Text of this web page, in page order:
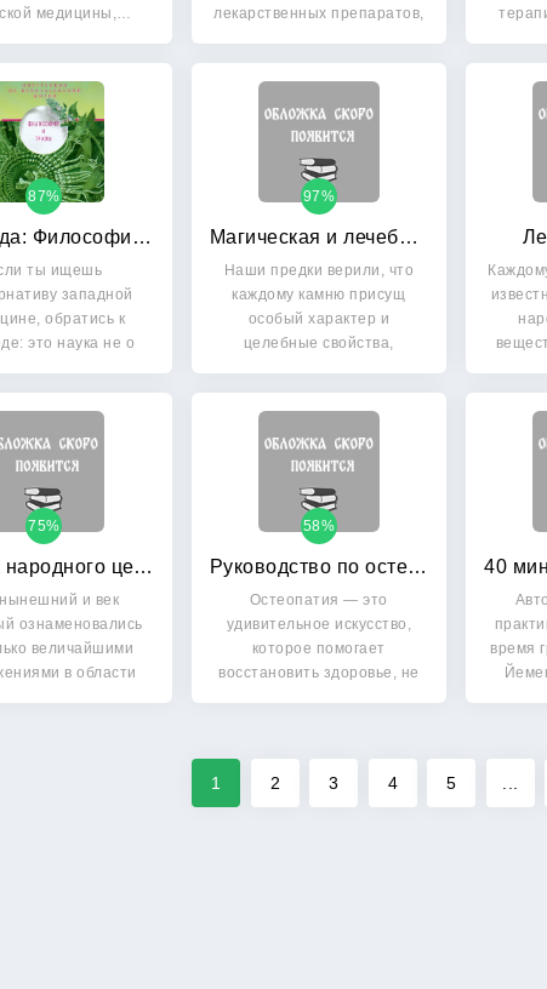
медицины,…
лекарственных препаратов,
Аюрведа: Философия и травы
87%
ты ищешь
западной
обратись к
это наука не о
Магическая и лечебная сила камней
97%
Наши предки верили, что
каждому камню присущ
особый характер и
целебные свойства,
Азбука народного целителя
75%
и век
ознаменовались
величайшими
в области
Руководство по остеопатии
58%
Остеопатия — это
удивительное искусство,
которое помогает
восстановить здоровье, не
время
1 2 3 4 5